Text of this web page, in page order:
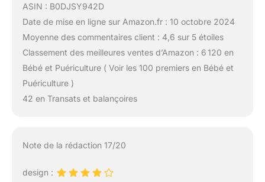
ASIN : B0DJSY942D
Date de mise en ligne sur Amazon.fr : 10 octobre 2024
Moyenne des commentaires client : 4,6 sur 5 étoiles
Classement des meilleures ventes d’Amazon : 6 120 en
Bébé et Puériculture ( Voir les 100 premiers en Bébé et
Puériculture )
42 en Transats et balançoires
Note de la rédaction 17/20
design :